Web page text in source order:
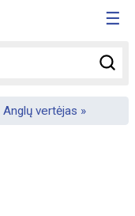
☰
Anglų vertėjas